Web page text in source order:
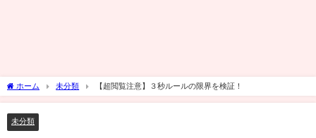
ホーム 未分類 【超閲覧注意】３秒ルールの限界を検証！
未分類